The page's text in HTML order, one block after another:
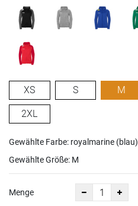
XS S M
2XL
Gewählte Farbe: royalmarine (blau)
Gewählte Größe: M
Menge